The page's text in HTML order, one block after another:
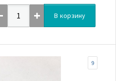
В корзину
9